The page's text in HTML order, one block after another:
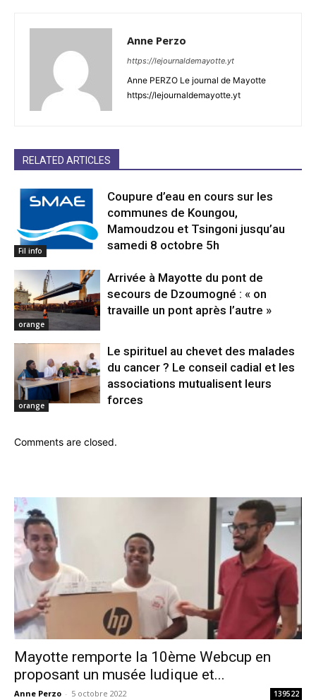
Anne Perzo
https://lejournaldemayotte.yt
Anne PERZO Le journal de Mayotte
https://lejournaldemayotte.yt
RELATED ARTICLES
Fil info
Coupure d’eau en cours sur les
communes de Koungou,
Mamoudzou et Tsingoni jusqu’au
samedi 8 octobre 5h
orange
Arrivée à Mayotte du pont de
secours de Dzoumogné : « on
travaille un pont après l’autre »
orange
Le spirituel au chevet des malades
du cancer ? Le conseil cadial et les
associations mutualisent leurs
forces
Comments are closed.
Mayotte remporte la 10ème Webcup en
proposant un musée ludique et...
Anne Perzo - 5 octobre 2022 139522